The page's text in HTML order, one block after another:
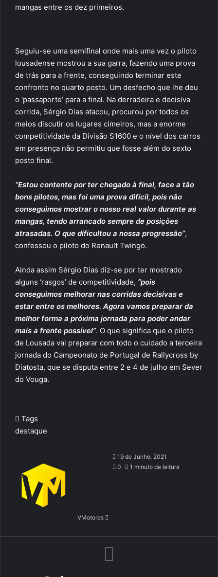
mangas entre os dez primeiros.
Seguiu-se uma semifinal onde mais uma vez o piloto
lousadense mostrou a sua garra, fazendo uma prova
de trás para a frente, conseguindo terminar este
confronto no quarto posto. Um desfecho que lhe deu
o ‘passaporte’ para a final. Na derradeira e decisiva
corrida, Sérgio Dias atacou, procurou por todos os
meios discutir os lugares cimeiros, mas a enorme
competitividade da Divisão S1600 e o nível dos carros
em presença não permitiu que fosse além do sexto
posto final.
“Estou contente por ter chegado à final, face a tão
bons pilotos, mas foi uma prova difícil, pois não
conseguimos mostrar o nosso real valor durante as
mangas, tendo arrancado sempre de posições
atrasadas. O que dificultou a nossa progressão”,
confessou o piloto do Renault Twingo.
Ainda assim Sérgio Dias diz-se por ter mostrado
alguns ‘rasgos’ de competitividade, “pois
conseguimos melhorar nas corridas decisivas e
estar entre os melhores. Agora vamos preparar da
melhor forma a próxima jornada para poder andar
mais a frente possível”. O que significa que o piloto
de Lousada vai preparar com todo o cuidado a terceira
jornada do Campeonato de Portugal de Rallycross by
Diatosta, que se disputa entre 2 e 4 de julho em Sever
do Vouga.
Tags
destaque
VMotores
Send
an
19 de Junho, 2021
0
1 minuto de leitura